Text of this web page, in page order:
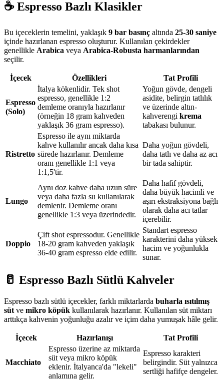
☕ Espresso Bazlı Klasikler
Bu içeceklerin temelini, yaklaşık 9 bar basınç altında 25-30 saniye
içinde hazırlanan espresso oluşturur. Kullanılan çekirdekler
genellikle Arabica veya Arabica-Robusta harmanlarından
seçilir.
İçecek Özellikleri Tat Profili
Espresso
(Solo)
İtalya kökenlidir. Tek shot
espresso, genellikle 1:2
demleme oranıyla hazırlanır
(örneğin 18 gram kahveden
yaklaşık 36 gram espresso).
Yoğun gövde, dengeli
asidite, belirgin tatlılık
ve üzerinde altın-
kahverengi krema
tabakası bulunur.
Ristretto
Espresso ile aynı miktarda
kahve kullanılır ancak daha kısa
sürede hazırlanır. Demleme
oranı genellikle 1:1 veya
1:1,5'tir.
Daha yoğun gövdeli,
daha tatlı ve daha az acı
bir tada sahiptir.
Lungo
Aynı doz kahve daha uzun süre
veya daha fazla su kullanılarak
demlenir. Demleme oranı
genellikle 1:3 veya üzerindedir.
Daha hafif gövdeli,
daha büyük hacimli ve
aşırı ekstraksiyona bağlı
olarak daha acı tatlar
içerebilir.
Doppio
Çift shot espressodur. Genellikle
18-20 gram kahveden yaklaşık
36-40 gram espresso elde edilir.
Standart espresso
karakterini daha yüksek
hacim ve yoğunlukla
sunar.
🥛 Espresso Bazlı Sütlü Kahveler
Espresso bazlı sütlü içecekler, farklı miktarlarda buharla ısıtılmış
süt ve mikro köpük kullanılarak hazırlanır. Kullanılan süt miktarı
arttıkça kahvenin yoğunluğu azalır ve içim daha yumuşak hâle gelir.
İçecek Hazırlanışı Tat Profili
Macchiato
Espresso üzerine az miktarda
süt veya mikro köpük
eklenir. İtalyanca'da "lekeli"
anlamına gelir.
Espresso karakteri
belirgindir. Süt yalnızca
sertliği hafifçe dengeler.